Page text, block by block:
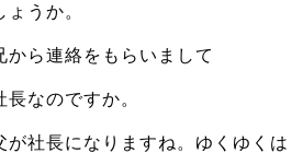
うか。
ら連絡をもらいまして
なのですか。
社長になりますね。ゆくゆくは